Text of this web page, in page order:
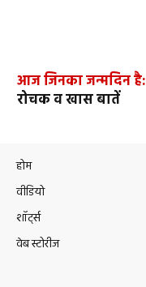
आज जिनका जन्मदिन है:
रोचक व खास बातें
होम
वीडियो
शॉर्ट्स
वेब स्टोरीज